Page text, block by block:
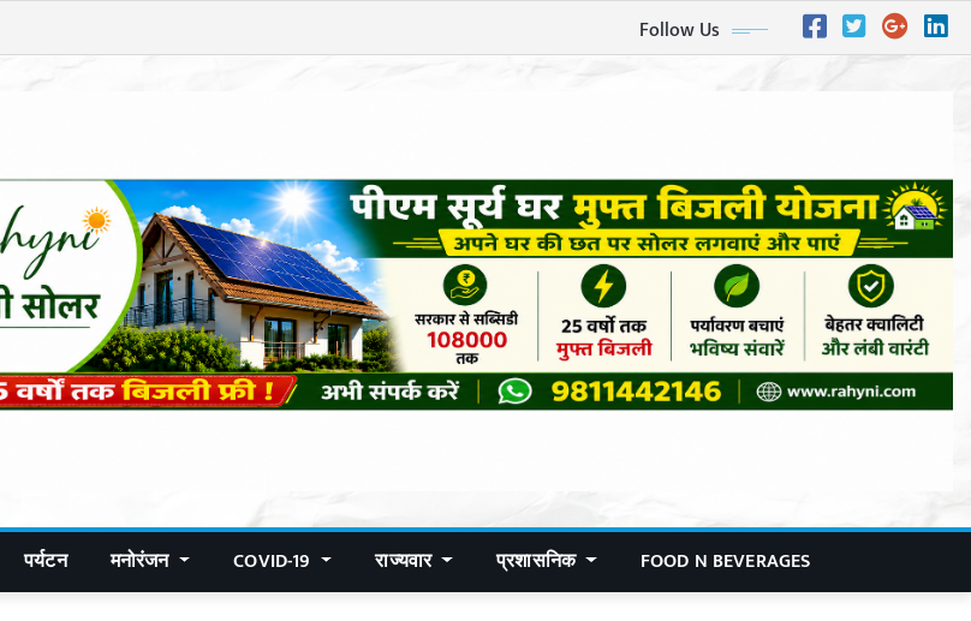
Follow Us
पर्यटन मनोरंजन COVID-19 राज्यवार प्रशासनिक FOOD N BEVERAGES